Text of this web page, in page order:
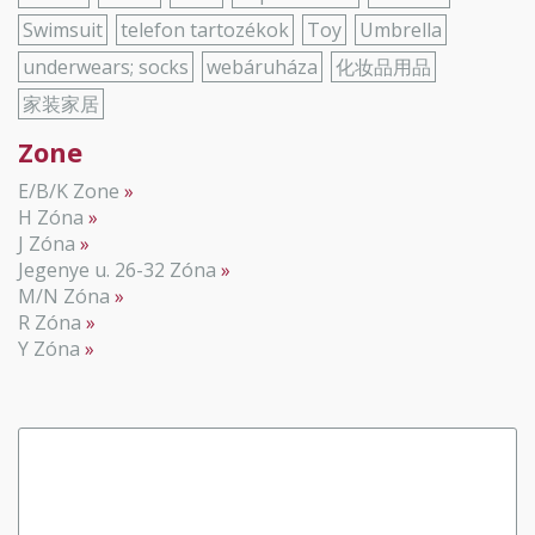
Swimsuit
telefon tartozékok Toy
Umbrella
underwears; socks
webáruháza
化妆品用品
家装家居
Zone
E/B/K Zone
H Zóna
J Zóna
Jegenye u. 26-32 Zóna
M/N Zóna
R Zóna
Y Zóna